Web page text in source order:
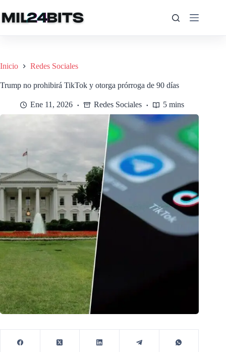
al
contenido
Inicio Redes Sociales
Trump no prohibirá TikTok y otorga prórroga de 90 días
Ene 11, 2026 Redes Sociales 5 mins